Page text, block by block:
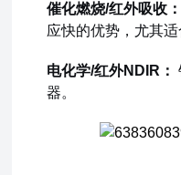
催化燃烧/红外吸收：
应快的优势，尤其
电化学/红外NDIR：
器。